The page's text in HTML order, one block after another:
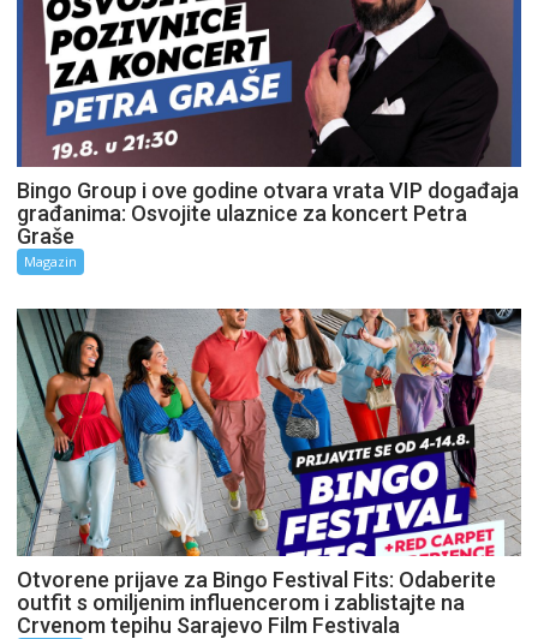
Bingo Group i ove godine otvara vrata VIP događaja
građanima: Osvojite ulaznice za koncert Petra
Graše
Magazin
Otvorene prijave za Bingo Festival Fits: Odaberite
outfit s omiljenim influencerom i zablistajte na
Crvenom tepihu Sarajevo Film Festivala